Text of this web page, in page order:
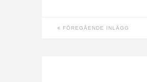
FÖREGÅENDE INLÄGG